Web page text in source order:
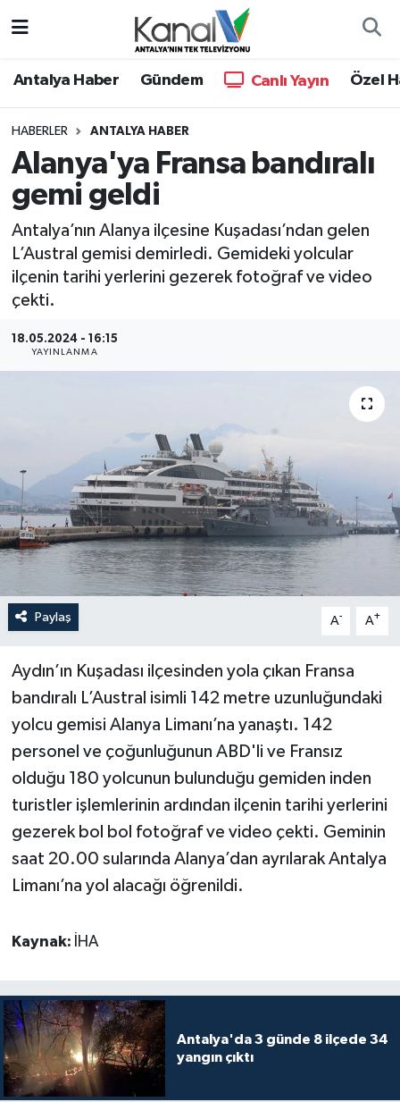
Antalya Haber Gündem Canlı Yayın Özel
HABERLER ANTALYA HABER
Alanya'ya Fransa bandıralı
gemi geldi
Antalya’nın Alanya ilçesine Kuşadası’ndan gelen
L’Austral gemisi demirledi. Gemideki yolcular
ilçenin tarihi yerlerini gezerek fotoğraf ve video
çekti.
18.05.2024 - 16:15
YAYINLANMA
Paylaş A- A+
Aydın’ın Kuşadası ilçesinden yola çıkan Fransa
bandıralı L’Austral isimli 142 metre uzunluğundaki
yolcu gemisi Alanya Limanı’na yanaştı. 142
personel ve çoğunluğunun ABD'li ve Fransız
olduğu 180 yolcunun bulunduğu gemiden inden
turistler işlemlerinin ardından ilçenin tarihi yerlerini
gezerek bol bol fotoğraf ve video çekti. Geminin
saat 20.00 sularında Alanya’dan ayrılarak Antalya
Limanı’na yol alacağı öğrenildi.
Kaynak: İHA
Antalya'da 3 günde 8 ilçede 34
yangın çıktı
Antalya Haber
Dünya
Eğitim
Ekonomi
Gündem
Günün Manşetleri
KANALV Spor
Kültür Sanat
Magazin
Öğle Bülteni
Siyaset
Sosyal medya
Spor
Teknoloji
Televizyon
Turizm
Hava Durumu
Trafik Durumu
Süper Lig Puan Durumu ve Fikstür
Tüm Manşetler
Son Dakika Haberleri
Haber Arşivi